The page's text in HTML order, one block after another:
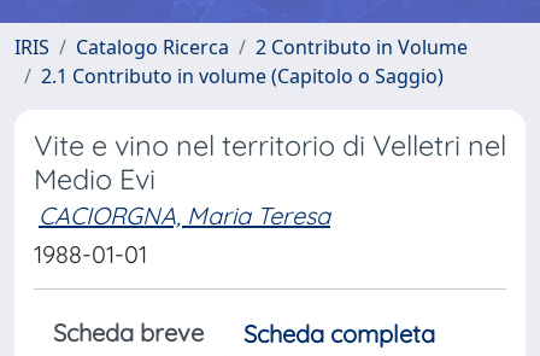
IRIS Catalogo Ricerca
2 Contributo in Volume
2.1 Contributo in volume (Capitolo o Saggio)
Vite e vino nel territorio di Velletri nel
Medio Evi
CACIORGNA, Maria Teresa
1988-01-01
Scheda breve
Scheda completa